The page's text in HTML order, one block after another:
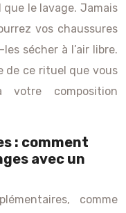
le lavage. Jamais
vos chaussures
sécher à l’air libre.
de ce rituel que vous
composition
: comment
avec un
comme